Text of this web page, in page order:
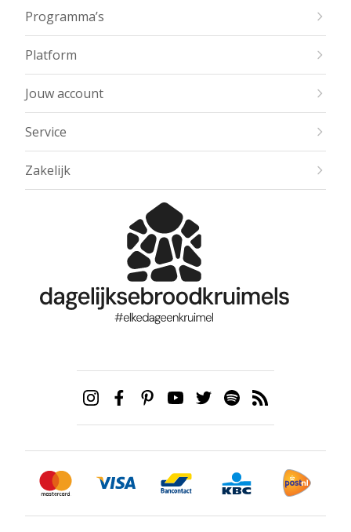
Programma’s
Platform
Jouw account
Service
Zakelijk